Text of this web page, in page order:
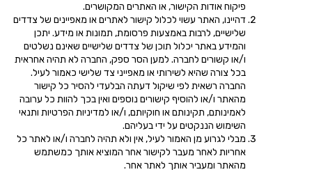
פיקוח אודות הקישור, או האתרים המקושרים.
דהיינו, האתר עשוי לכלול קישור לאתרים או מאפיינים של צדדים
שלישיים, לרבות באמצעות פרסומת, תמונות או מידע. יתכן
והמידע באתר יכלול תוכן של צדדים שלישיים שאינם נשלטים
ו/או קשורים לחברה. למען הסר ספק, החברה לא תהיה אחראית
בכל צורה שהיא לשירותי או מאפייני צד שלישי כאמור לעיל.
החברה רשאית לפי שיקול דעתה הבלעדי להסיר כל קישור
מהאתר ו/או להוסיף קישורים נוספים ואין בכך להוות כל ערובה
לאמינותם, תקינותם או חוקיותם, ו/או למדיניות הפרטיות ותנאי
השימוש הננקטים על ידי בעליהם.
מבלי לגרוע מן האמור לעיל, אין ולא תהיה לחברה ו/או לאתר כל
אחריות לאחר מעבר לקישור אחר המוציא אותך כמשתמש
מהאתר ומעביר אותך לאתר אחר.